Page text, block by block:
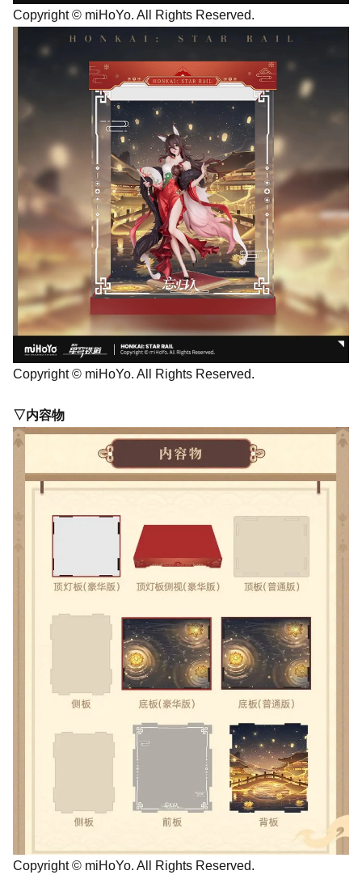
Copyright © miHoYo. All Rights Reserved.
Copyright © miHoYo. All Rights Reserved.
▽内容物
Copyright © miHoYo. All Rights Reserved.